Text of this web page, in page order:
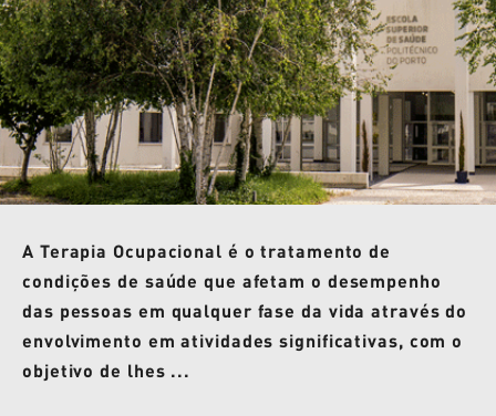
A Terapia Ocupacional é o tratamento de
condições de saúde que afetam o desempenho
das pessoas em qualquer fase da vida através do
envolvimento em atividades significativas, com o
objetivo de lhes ...